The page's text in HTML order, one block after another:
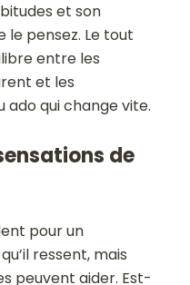
et son
le pensez. Le tout
entre les
et les
ado qui change vite.
de
pour un
ressent, mais
peuvent aider. Est-